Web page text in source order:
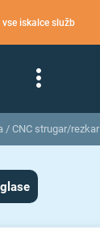
vse iskalce služb
/ CNC strugar/rezkar